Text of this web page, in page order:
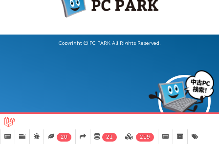
DELL OPTIPLEX 3070 MICRO（Core i5-2.2GHz
Copyright © PC PARK All Rights Reserved.
20 21 219